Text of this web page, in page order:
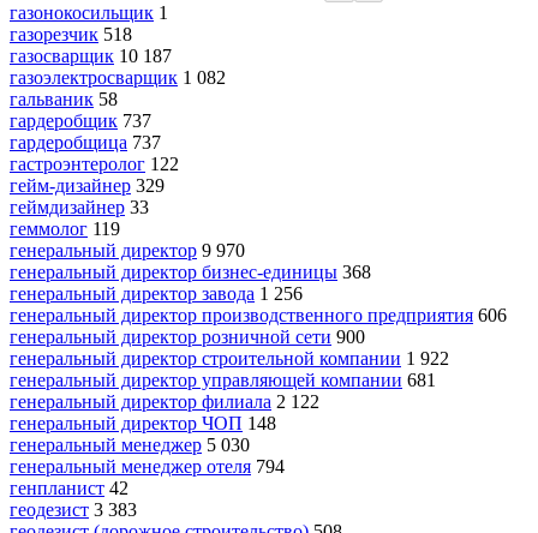
газонокосильщик 1
газорезчик 518
газосварщик 10 187
газоэлектросварщик 1 082
гальваник 58
гардеробщик 737
гардеробщица 737
гастроэнтеролог 122
гейм-дизайнер 329
геймдизайнер 33
геммолог 119
генеральный директор 9 970
генеральный директор бизнес-единицы 368
генеральный директор завода 1 256
генеральный директор производственного предприятия 606
генеральный директор розничной сети 900
генеральный директор строительной компании 1 922
генеральный директор управляющей компании 681
генеральный директор филиала 2 122
генеральный директор ЧОП 148
генеральный менеджер 5 030
генеральный менеджер отеля 794
генпланист 42
геодезист 3 383